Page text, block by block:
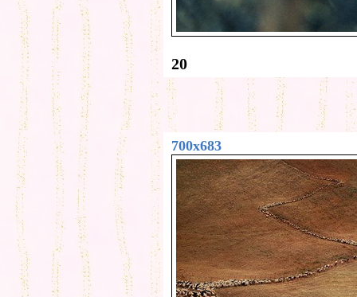
20
700x683